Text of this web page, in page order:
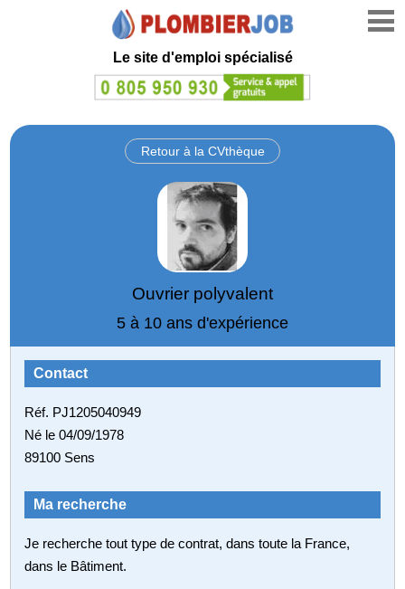
Le site d'emploi spécialisé
Retour à la CVthèque
Ouvrier polyvalent
5 à 10 ans d'expérience
Contact
Réf. PJ1205040949
Né le 04/09/1978
89100 Sens
Ma recherche
Je recherche tout type de contrat, dans toute la France,
dans le Bâtiment.